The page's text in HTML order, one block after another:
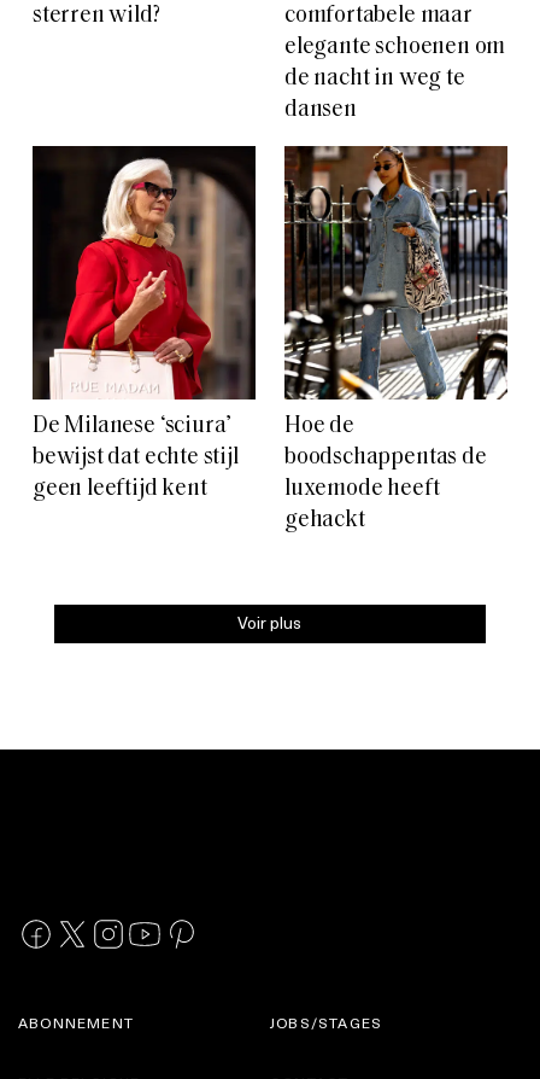
sterren wild?
comfortabele maar
elegante schoenen om
de nacht in weg te
dansen
De Milanese ‘sciura’
bewijst dat echte stijl
geen leeftijd kent
Hoe de
boodschappentas de
luxemode heeft
gehackt
Voir plus
ABONNEMENT JOBS/STAGES